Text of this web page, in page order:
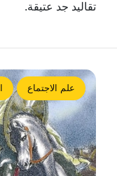
تقاليد جد عتيقة.
علم الاجتماع